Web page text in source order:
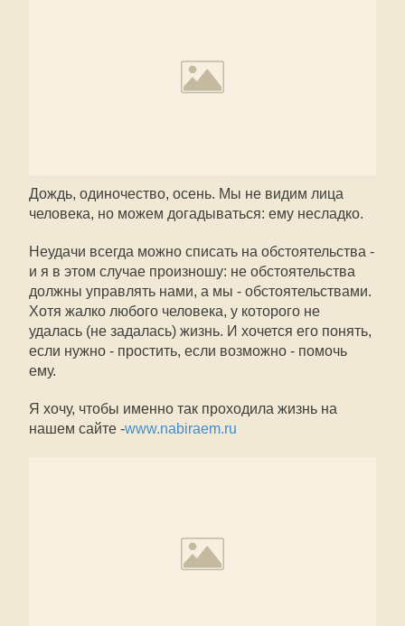
Дождь, одиночество, осень. Мы не видим лица
человека, но можем догадываться: ему несладко.
Неудачи всегда можно списать на обстоятельства -
и я в этом случае произношу: не обстоятельства
должны управлять нами, а мы - обстоятельствами.
Хотя жалко любого человека, у которого не
удалась (не задалась) жизнь. И хочется его понять,
если нужно - простить, если возможно - помочь
ему.
Я хочу, чтобы именно так проходила жизнь на
нашем сайте -www.nabiraem.ru